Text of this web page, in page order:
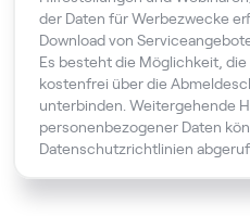
der Daten für Werbezwecke
Download von
Es besteht die Möglichkeit,
kostenfrei über die
unterbinden. Weitergehende
personenbezogener Daten
Datenschutzrichtlinien